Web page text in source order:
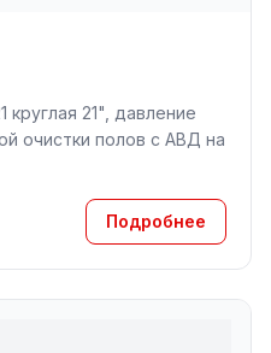
круглая 21", давление
очистки полов с АВД на
Подробнее